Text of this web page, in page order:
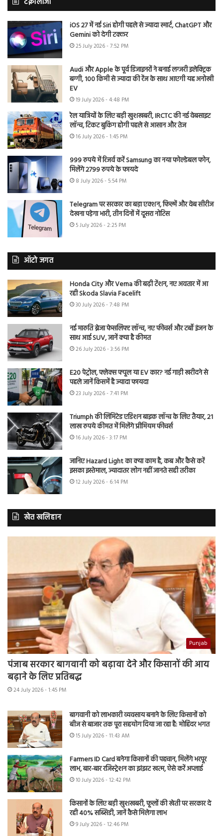
iOS 27 में नई Siri होगी पहले से ज्यादा स्मार्ट, ChatGPT और
Gemini को देगी टक्कर
25 July 2026 - 7:52 PM
Audi और Apple के पूर्व डिजाइनरों ने बनाई लग्जरी इलेक्ट्रिक
बग्गी, 100 किमी से ज्यादा की रेंज के साथ आएगी यह अनोखी
EV
19 July 2026 - 4:48 PM
रेल यात्रियों के लिए बड़ी खुशखबरी, IRCTC की नई वेबसाइट
लॉन्च, टिकट बुकिंग होगी पहले से आसान और तेज
16 July 2026 - 1:45 PM
999 रुपये में रिजर्व करें Samsung का नया फोल्डेबल फोन,
मिलेंगे 2799 रुपये के फायदे
8 July 2026 - 5:54 PM
Telegram पर सरकार का बड़ा एक्शन, फिल्में और वेब सीरीज
देखना पड़ेगा भारी, तीन दिनों में दूसरा नोटिस
5 July 2026 - 2:25 PM
ऑटो जगत
Honda City और Verna की बढ़ी टेंशन, नए अवतार में आ
रही Skoda Slavia Facelift
30 July 2026 - 7:48 PM
नई मारुति ब्रेजा फेसलिफ्ट लॉन्च, नए फीचर्स और टर्बो इंजन के
साथ आई SUV, जानें क्या है कीमत
26 July 2026 - 3:56 PM
E20 पेट्रोल, फ्लेक्स फ्यूल या EV कार? नई गाड़ी खरीदने से
पहले जानें किसमें है ज्यादा फायदा
23 July 2026 - 7:41 PM
Triumph की लिमिटेड एडिशन बाइक लॉन्च के लिए तैयार, 21
लाख रुपये कीमत में मिलेंगे प्रीमियम फीचर्स
16 July 2026 - 3:17 PM
जानिए Hazard Light का क्या काम है, कब और कैसे करें
इसका इस्तेमाल, ज्यादातर लोग नहीं जानते सही तरीका
12 July 2026 - 6:14 PM
खेत खलिहान
Punjab
पंजाब सरकार बागवानी को बढ़ावा देने और किसानों की आय
बढ़ाने के लिए प्रतिबद्ध
24 July 2026 - 1:45 PM
बागवानी को लाभकारी व्यवसाय बनाने के लिए किसानों को
बीज से बाजार तक पूरा सहयोग दिया जा रहा है: मोहिंदर भगत
15 July 2026 - 11:43 AM
Farmers ID Card बनेगा किसानों की पहचान, मिलेंगे भरपूर
लाभ, बार-बार रजिस्ट्रेशन का झंझट खत्म, ऐसे करें अप्लाई
10 July 2026 - 12:42 PM
किसानों के लिए बड़ी खुशखबरी, फूलों की खेती पर सरकार दे
रही 40% सब्सिडी, जानें कैसे मिलेगा लाभ
9 July 2026 - 12:46 PM